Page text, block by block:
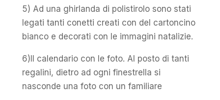
5) Ad una ghirlanda di polistirolo sono stati
legati tanti conetti creati con del cartoncino
bianco e decorati con le immagini natalizie.
6)Il calendario con le foto. Al posto di tanti
regalini, dietro ad ogni finestrella si
nasconde una foto con un familiare